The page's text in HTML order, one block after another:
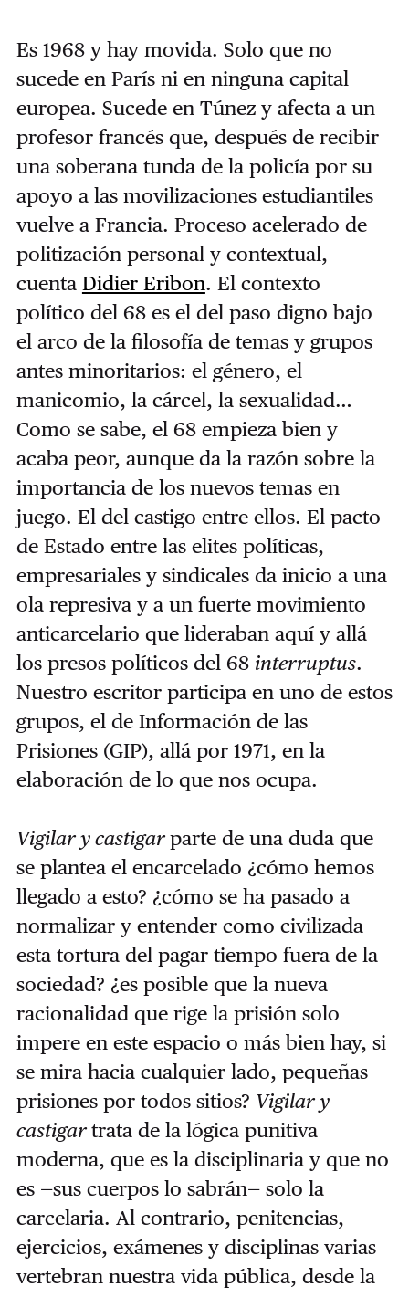
Es 1968 y hay movida. Solo que no
sucede en París ni en ninguna capital
europea. Sucede en Túnez y afecta a un
profesor francés que, después de recibir
una soberana tunda de la policía por su
apoyo a las movilizaciones estudiantiles
vuelve a Francia. Proceso acelerado de
politización personal y contextual,
cuenta Didier Eribon. El contexto
político del 68 es el del paso digno bajo
el arco de la filosofía de temas y grupos
antes minoritarios: el género, el
manicomio, la cárcel, la sexualidad…
Como se sabe, el 68 empieza bien y
acaba peor, aunque da la razón sobre la
importancia de los nuevos temas en
juego. El del castigo entre ellos. El pacto
de Estado entre las elites políticas,
empresariales y sindicales da inicio a una
ola represiva y a un fuerte movimiento
anticarcelario que lideraban aquí y allá
los presos políticos del 68 interruptus.
Nuestro escritor participa en uno de estos
grupos, el de Información de las
Prisiones (GIP), allá por 1971, en la
elaboración de lo que nos ocupa.
Vigilar y castigarparte de una duda que
se plantea el encarcelado ¿cómo hemos
llegado a esto? ¿cómo se ha pasado a
normalizar y entender como civilizada
esta tortura del pagar tiempo fuera de la
sociedad? ¿es posible que la nueva
racionalidad que rige la prisión solo
impere en este espacio o más bien hay, si
se mira hacia cualquier lado, pequeñas
prisiones por todos sitios? Vigilar y
castigartrata de la lógica punitiva
moderna, que es la disciplinaria y que no
es —sus cuerpos lo sabrán— solo la
carcelaria. Al contrario, penitencias,
ejercicios, exámenes y disciplinas varias
vertebran nuestra vida pública, desde la